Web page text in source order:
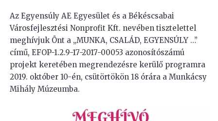
Az Egyensúly AE Egyesület és a Békéscsabai
Városfejlesztési Nonprofit Kft. nevében tisztelettel
meghívjuk Önt a „MUNKA, CSALÁD, EGYENSÚLY …”
című, EFOP-1.2.9-17-2017-00053 azonosítószámú
projekt keretében megrendezésre kerülő programra
2019. október 10-én, csütörtökön 18 órára a Munkácsy
Mihály Múzeumba.